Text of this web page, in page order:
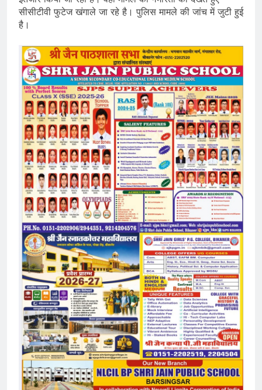
सीसीटीवी फुटेज खंगाले जा रहे है। पुलिस मामले की जांच में जुटी हुई
है।